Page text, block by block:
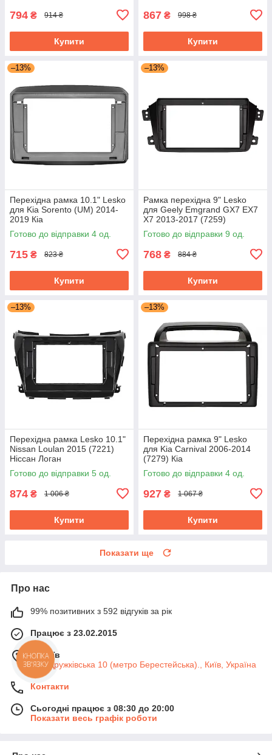
794 ₴ 914 ₴
Купити
867 ₴ 998 ₴
Купити
–13%
Перехідна рамка 10.1" Lesko
для Kia Sorento (UM) 2014-
2019 Кіа
Готово до відправки 4 од.
715 ₴ 823 ₴
Купити
–13%
Рамка перехідна 9" Lesko
для Geely Emgrand GX7 EX7
X7 2013-2017 (7259)
Готово до відправки 9 од.
768 ₴ 884 ₴
Купити
–13%
Перехідна рамка Lesko 10.1"
Nissan Loulan 2015 (7221)
Ніссан Логан
Готово до відправки 5 од.
874 ₴ 1 006 ₴
Купити
–13%
Перехідна рамка 9" Lesko
для Kia Carnival 2006-2014
(7279) Кіа
Готово до відправки 4 од.
927 ₴ 1 067 ₴
Купити
Показати ще
Про нас
99% позитивних з 592 відгуків за рік
Працює з 23.02.2015
м. Київ
вул. Дружківська 10 (метро Берестейська)., Київ, Україна
Контакти
Сьогодні працює з 08:30 до 20:00
Показати весь графік роботи
КНОПКА
ЗВ'ЯЗКУ